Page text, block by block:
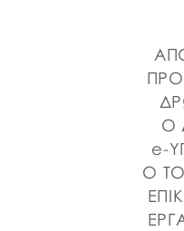
Μητρόπολη Χαλκίδος,
Σποράδων, με την
Στερεάς Ελλάδας και
Λιμένων Ν. Εύβοιας και
⚓️Η επίσημη έναρξη
Ο
e-
Ο